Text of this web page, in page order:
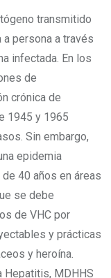
transmitido
persona a través
infectada. En los
de
crónica de
1945 y 1965
Sin embargo,
epidemia
40 años en áreas
se debe
de VHC por
y prácticas
y heroína.
Hepatitis, MDHHS